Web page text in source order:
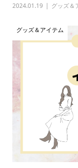
2024.01.19 グッズ＆
グッズ＆アイテム